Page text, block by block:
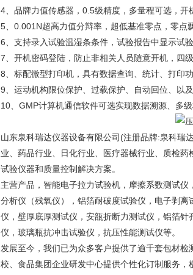
4、品牌力值传感器，0.5级精度，多量程可选，开
5、0.001N超高力值分辩率，超低基准零点，零点
6、支持录入试验温湿条条件，试验报告中显示试
7、开机密码登陆，防止非相关人员随意开机，四
8、标配微型打印机，具有数据查询、统计、打印
9、运动机构限位保护、过载保护、自动回位、以
10、GMP计算机通信软件可选实现数据溯源、多
山东泉科瑞达仪器设备有限公司(注册品牌:泉科瑞
业、药品行业、日化行业、医疗器械行业、质检
试验仪器和质量控制解决方案。
主营产品，智能电子拉力试验机，摩擦系数测试
分析仪（残氧仪），铝箔耐破度试验仪，电子剥
仪，壁厚底厚测试仪，安瓿折断力测试仪，铝箔
仪，玻璃瓶抗冲击试验仪，抗压性能测试仪等。
发展至今，我们已为众多客户提供了逾千套包材
校、食品集团企业研发中心提供个性化订制服务